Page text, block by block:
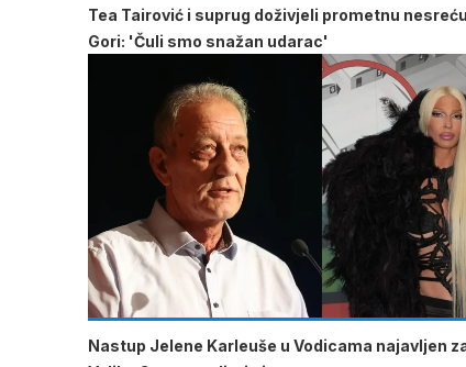
Tea Tairović i suprug doživjeli prometnu
Gori: 'Čuli smo snažan udarac'
Nastup Jelene Karleuše u Vodicama najavljen